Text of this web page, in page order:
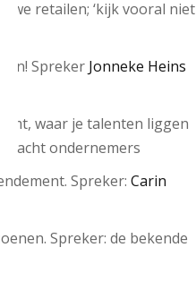
retailen; ‘kijk vooral niet
Spreker Jonneke Heins
waar je talenten liggen
ondernemers
Spreker: Carin
Spreker: de bekende